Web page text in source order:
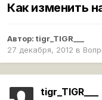
Как изменить
Автор: tigr_TIGR___
27 декабря, 2012 в
tigr_TIGR___